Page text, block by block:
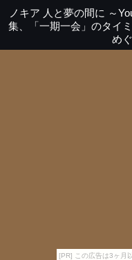
[PR] この広告は3ヶ月
ノキア 人と夢の間に ～
集、「一期一会」のタイ
め